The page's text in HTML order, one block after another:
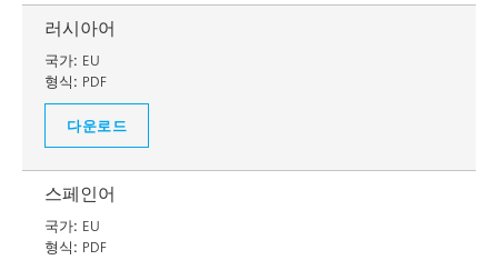
러시아어
국가: EU
형식: PDF
다운로드
스페인어
국가: EU
형식: PDF